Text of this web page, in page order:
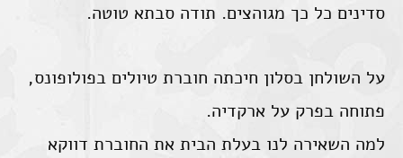
סדינים כל כך מגוהצים. תודה סבתא טוטה.
על השולחן בסלון חיכתה חוברת טיולים בפולופונס,
פתוחה בפרק על ארקדיה.
למה השאירה לנו בעלת הבית את החוברת דווקא